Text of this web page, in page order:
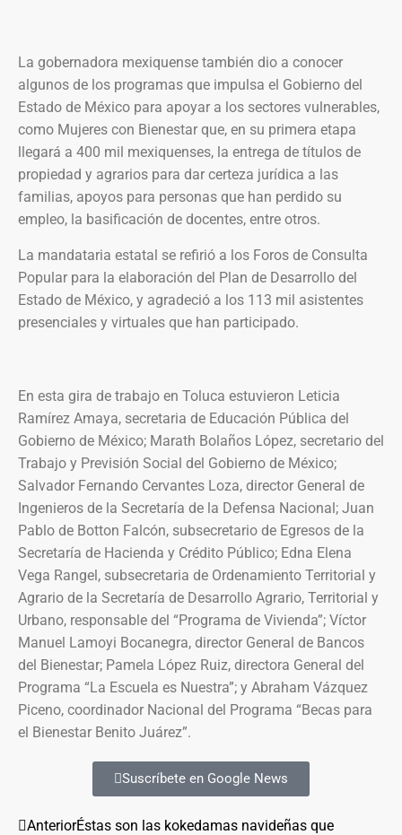
La gobernadora mexiquense también dio a conocer
algunos de los programas que impulsa el Gobierno del
Estado de México para apoyar a los sectores vulnerables,
como Mujeres con Bienestar que, en su primera etapa
llegará a 400 mil mexiquenses, la entrega de títulos de
propiedad y agrarios para dar certeza jurídica a las
familias, apoyos para personas que han perdido su
empleo, la basificación de docentes, entre otros.
La mandataria estatal se refirió a los Foros de Consulta
Popular para la elaboración del Plan de Desarrollo del
Estado de México, y agradeció a los 113 mil asistentes
presenciales y virtuales que han participado.
En esta gira de trabajo en Toluca estuvieron Leticia
Ramírez Amaya, secretaria de Educación Pública del
Gobierno de México; Marath Bolaños López, secretario del
Trabajo y Previsión Social del Gobierno de México;
Salvador Fernando Cervantes Loza, director General de
Ingenieros de la Secretaría de la Defensa Nacional; Juan
Pablo de Botton Falcón, subsecretario de Egresos de la
Secretaría de Hacienda y Crédito Público; Edna Elena
Vega Rangel, subsecretaria de Ordenamiento Territorial y
Agrario de la Secretaría de Desarrollo Agrario, Territorial y
Urbano, responsable del “Programa de Vivienda”; Víctor
Manuel Lamoyi Bocanegra, director General de Bancos
del Bienestar; Pamela López Ruiz, directora General del
Programa “La Escuela es Nuestra”; y Abraham Vázquez
Piceno, coordinador Nacional del Programa “Becas para
el Bienestar Benito Juárez”.
Suscríbete en Google News
AnteriorÉstas son las kokedamas navideñas que